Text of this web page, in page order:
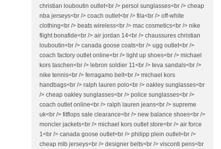
christian louboutin outlet<br /> persol sunglasses<br /> cheap
nba jerseys<br /> coach outlet<br /> fila<br /> off-white
clothing<br /> beats wireless<br /> mac cosmetics<br /> nike
flight bonafide<br /> air jordan 14<br /> chaussures christian
louboutin<br /> canada goose coats<br /> ugg outlet<br />
coach factory outlet online<br /> light up shoes<br /> michael
kors taschen<br /> lebron soldier 11<br /> teva sandals<br />
nike tennis<br /> ferragamo belt<br /> michael kors
handbags<br /> ralph lauren polo<br /> oakley sunglasses<br
/> cheap oakley sunglasses<br /> police sunglasses<br />
coach outlet online<br /> ralph lauren jeans<br /> supreme
uk<br /> fitflops sale clearance<br /> new balance shoes<br />
moncler jackets<br /> michael kors outlet store<br /> air force
1<br /> canada goose outlet<br /> philipp plein outlet<br />
cheap mlb jerseys<br /> designer belts<br /> visconti pens<br